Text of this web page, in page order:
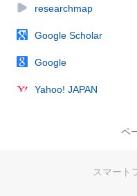
researchmap
Google Scholar
Google
Yahoo! JAPAN
ペ
スマート